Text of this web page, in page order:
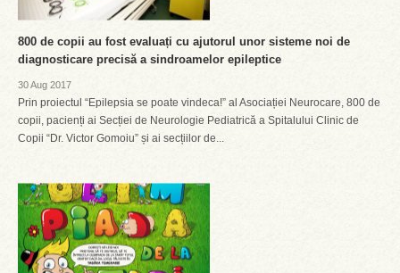
800 de copii au fost evaluați cu ajutorul unor sisteme noi de
diagnosticare precisă a sindroamelor epileptice
30 Aug 2017
Prin proiectul “Epilepsia se poate vindeca!” al Asociației Neurocare, 800 de
copii, pacienți ai Secției de Neurologie Pediatrică a Spitalului Clinic de
Copii “Dr. Victor Gomoiu” și ai secțiilor de...